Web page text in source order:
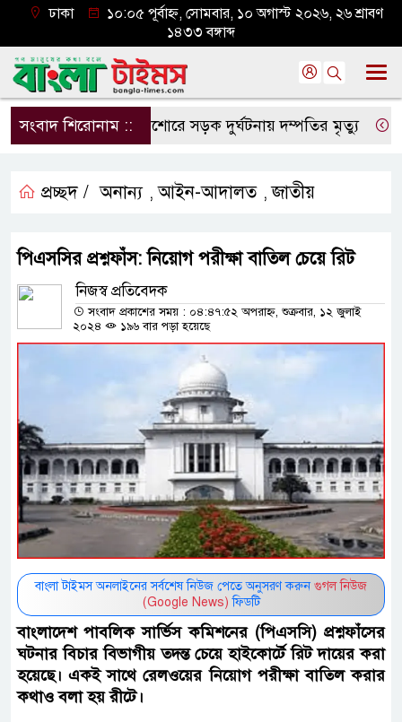
ঢাকা
১০:০৫ পূর্বাহ্ন, সোমবার, ১০ অগাস্ট ২০২৬, ২৬ শ্রাবণ
১৪৩৩ বঙ্গাব্দ
সংবাদ শিরোনাম ::যশোরে সড়ক দুর্ঘটনায় দম্পতির মৃত্যু ২৯
প্রচ্ছদ / অনান্য ,আইন-আদালত ,জাতীয়
পিএসসির প্রশ্নফাঁস: নিয়োগ পরীক্ষা বাতিল চেয়ে রিট
নিজস্ব প্রতিবেদক
সংবাদ প্রকাশের সময় : ০৪:৪৭:৫২ অপরাহ্ন, শুক্রবার, ১২ জুলাই
২০২৪
১৯৬ বার পড়া হয়েছে
বাংলা টাইমস অনলাইনের সর্বশেষ নিউজ পেতে অনুসরণ করুন গুগল নিউজ
(Google News) ফিডটি
বাংলাদেশ পাবলিক সার্ভিস কমিশনের (পিএসসি) প্রশ্নফাঁসের
ঘটনার বিচার বিভাগীয় তদন্ত চেয়ে হাইকোর্টে রিট দায়ের করা
হয়েছে। একই সাথে রেলওয়ের নিয়োগ পরীক্ষা বাতিল করার
কথাও বলা হয় রীটে।